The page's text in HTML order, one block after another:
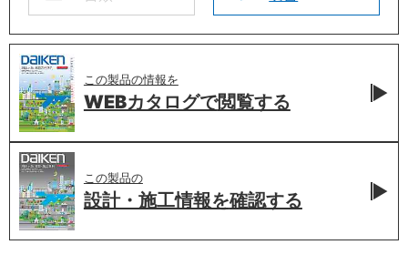
この製品の情報を
WEBカタログで閲覧する
この製品の
設計・施工情報を確認する